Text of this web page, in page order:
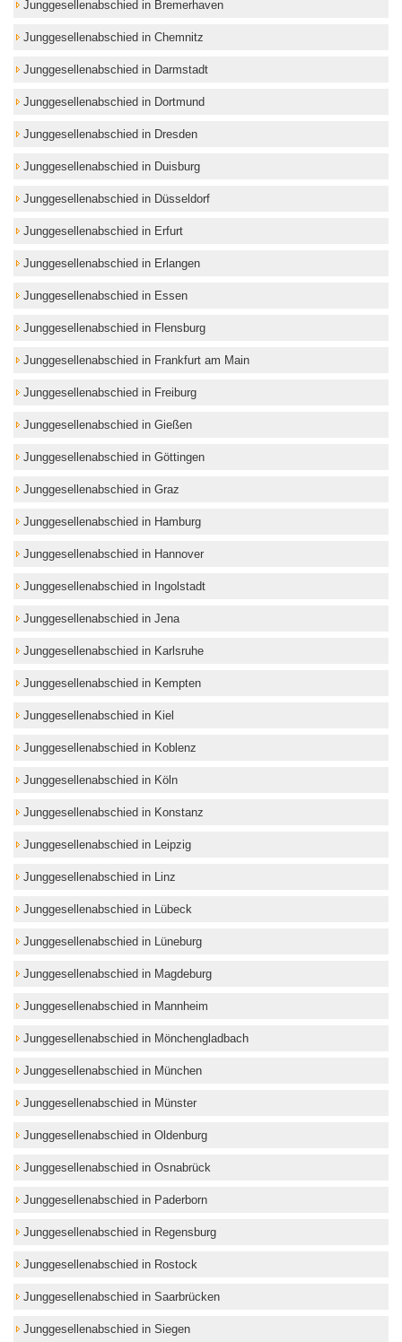
Junggesellenabschied in Bremerhaven
Junggesellenabschied in Chemnitz
Junggesellenabschied in Darmstadt
Junggesellenabschied in Dortmund
Junggesellenabschied in Dresden
Junggesellenabschied in Duisburg
Junggesellenabschied in Düsseldorf
Junggesellenabschied in Erfurt
Junggesellenabschied in Erlangen
Junggesellenabschied in Essen
Junggesellenabschied in Flensburg
Junggesellenabschied in Frankfurt am Main
Junggesellenabschied in Freiburg
Junggesellenabschied in Gießen
Junggesellenabschied in Göttingen
Junggesellenabschied in Graz
Junggesellenabschied in Hamburg
Junggesellenabschied in Hannover
Junggesellenabschied in Ingolstadt
Junggesellenabschied in Jena
Junggesellenabschied in Karlsruhe
Junggesellenabschied in Kempten
Junggesellenabschied in Kiel
Junggesellenabschied in Koblenz
Junggesellenabschied in Köln
Junggesellenabschied in Konstanz
Junggesellenabschied in Leipzig
Junggesellenabschied in Linz
Junggesellenabschied in Lübeck
Junggesellenabschied in Lüneburg
Junggesellenabschied in Magdeburg
Junggesellenabschied in Mannheim
Junggesellenabschied in Mönchengladbach
Junggesellenabschied in München
Junggesellenabschied in Münster
Junggesellenabschied in Oldenburg
Junggesellenabschied in Osnabrück
Junggesellenabschied in Paderborn
Junggesellenabschied in Regensburg
Junggesellenabschied in Rostock
Junggesellenabschied in Saarbrücken
Junggesellenabschied in Siegen